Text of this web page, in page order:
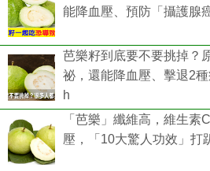
能降血壓、預防「攝護腺
芭樂籽到底要不要挑掉？
祕，還能降血壓、擊退2
h
「芭樂」纖維高，維生素
壓，「10大驚人功效」打